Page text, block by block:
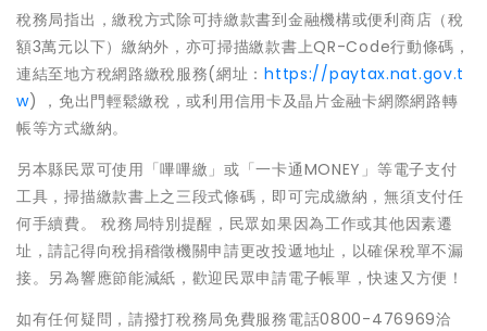
稅務局指出，繳稅方式除可持繳款書到金融機構或便利商店（稅
額3萬元以下）繳納外，亦可掃描繳款書上QR-Code行動條碼，
連結至地方稅網路繳稅服務(網址：https://paytax.nat.gov.t
w) ，免出門輕鬆繳稅，或利用信用卡及晶片金融卡網際網路轉
帳等方式繳納。
另本縣民眾可使用「嗶嗶繳」或「一卡通MONEY」等電子支付
工具，掃描繳款書上之三段式條碼，即可完成繳納，無須支付任
何手續費。 稅務局特別提醒，民眾如果因為工作或其他因素遷
址，請記得向稅捐稽徵機關申請更改投遞地址，以確保稅單不漏
接。另為響應節能減紙，歡迎民眾申請電子帳單，快速又方便！
如有任何疑問，請撥打稅務局免費服務電話0800-476969洽